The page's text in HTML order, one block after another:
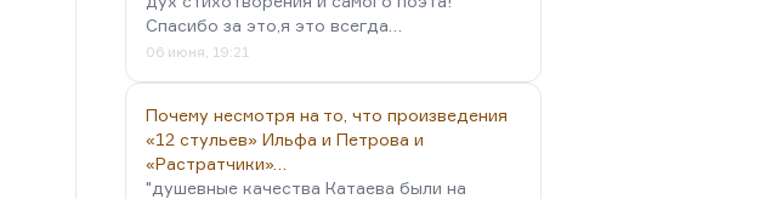
Спасибо за это,я это всегда…
06 июня, 19:21
Почему несмотря на то, что произведения
«12 стульев» Ильфа и Петрова и
«Растратчики»…
"душевные качества Катаева были на